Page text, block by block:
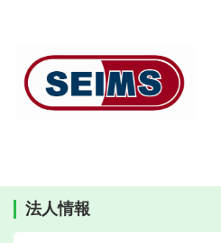
法人情報